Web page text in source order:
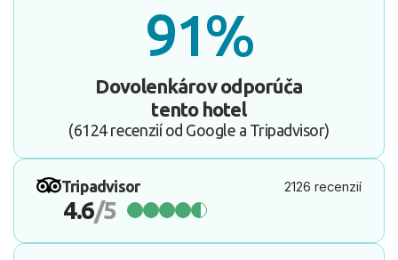
91%
Dovolenkárov odporúča
tento hotel
(6124 recenzií od Google a Tripadvisor)
Tripadvisor 2126 recenzií
4.6/5